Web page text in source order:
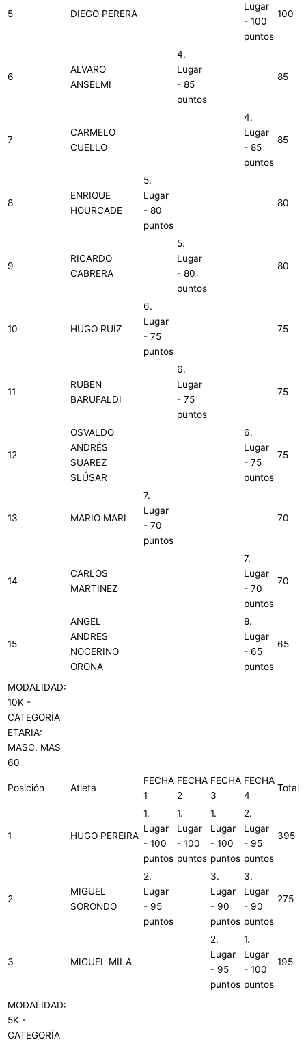
5 DIEGO PERERA
Lugar
- 100
puntos
100
6
ALVARO
ANSELMI
4.
Lugar
- 85
puntos
85
7
CARMELO
CUELLO
4.
Lugar
- 85
puntos
85
8
ENRIQUE
HOURCADE
5.
Lugar
- 80
puntos
80
9
RICARDO
CABRERA
5.
Lugar
- 80
puntos
80
10 HUGO RUIZ
6.
Lugar
- 75
puntos
75
11
RUBEN
BARUFALDI
6.
Lugar
- 75
puntos
75
12
OSVALDO
ANDRÉS
SUÁREZ
SLÚSAR
6.
Lugar
- 75
puntos
75
13 MARIO MARI
7.
Lugar
- 70
puntos
70
14
CARLOS
MARTINEZ
7.
Lugar
- 70
puntos
70
15
ANGEL
ANDRES
NOCERINO
ORONA
8.
Lugar
- 65
puntos
65
MODALIDAD:
10K -
CATEGORÍA
ETARIA:
MASC. MAS
60
Posición Atleta
FECHA
1
FECHA
2
FECHA
3
FECHA
4
Total
1 HUGO PEREIRA
1.
Lugar
- 100
puntos
1.
Lugar
- 100
puntos
1.
Lugar
- 100
puntos
2.
Lugar
- 95
puntos
395
2
MIGUEL
SORONDO
2.
Lugar
- 95
puntos
3.
Lugar
- 90
puntos
3.
Lugar
- 90
puntos
275
3 MIGUEL MILA
2.
Lugar
- 95
puntos
1.
Lugar
- 100
puntos
195
MODALIDAD:
5K -
CATEGORÍA